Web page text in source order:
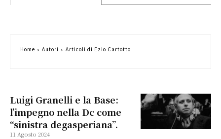
Luigi Granelli e la Base:
l’impegno nella Dc come
“sinistra degasperiana”.
11 Agosto 2024
Home Autori Articoli di Ezio Cartotto